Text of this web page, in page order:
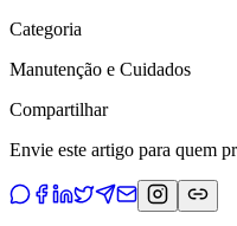
Categoria
Manutenção e Cuidados
Compartilhar
Envie este artigo para quem